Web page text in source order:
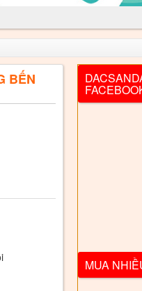
BẾN
MUA